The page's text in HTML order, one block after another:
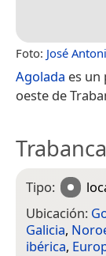
Foto: José
Agolada es un
oeste de
Tipo:
Ubicación:
Galicia,
ibérica,